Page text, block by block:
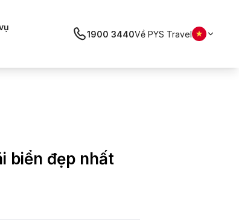
1900 3440Về PYS Travel
biển đẹp nhất